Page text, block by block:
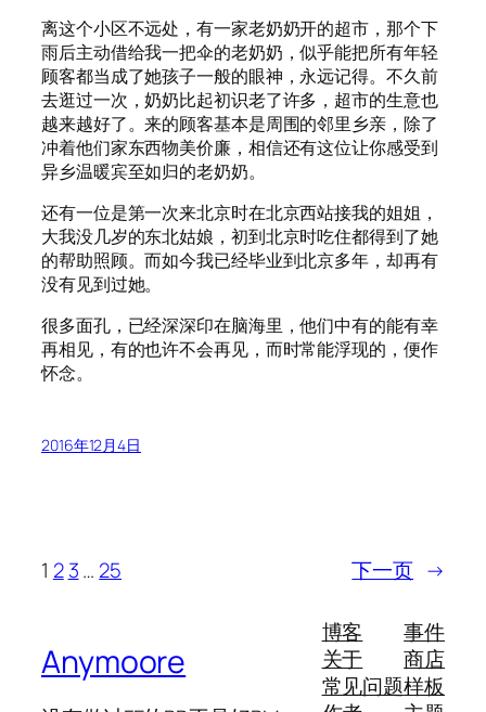
离这个小区不远处，有一家老奶奶开的超市，那个下
雨后主动借给我一把伞的老奶奶，似乎能把所有年轻
顾客都当成了她孩子一般的眼神，永远记得。不久前
去逛过一次，奶奶比起初识老了许多，超市的生意也
越来越好了。来的顾客基本是周围的邻里乡亲，除了
冲着他们家东西物美价廉，相信还有这位让你感受到
异乡温暖宾至如归的老奶奶。
还有一位是第一次来北京时在北京西站接我的姐姐，
大我没几岁的东北姑娘，初到北京时吃住都得到了她
的帮助照顾。而如今我已经毕业到北京多年，却再有
没有见到过她。
很多面孔，已经深深印在脑海里，他们中有的能有幸
再相见，有的也许不会再见，而时常能浮现的，便作
怀念。
2016年12月4日
1 2 3… 25 下一页 →
Anymoore
博客
关于
常见问题
事件
商店
样板